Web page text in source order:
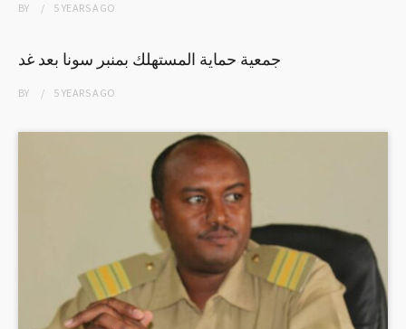
BY 5 YEARSAGO
جمعية حماية المستهلك بمنبر سونا بعد غد
BY 5 YEARSAGO